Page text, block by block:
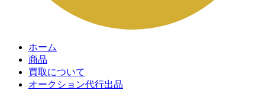
ホーム
商品
買取について
オークション代行出品